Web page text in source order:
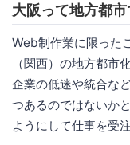
大阪って地方都市
Web制作業に限った
（関西）の地方都市
企業の低迷や統合な
つあるのではないか
ようにして仕事を受